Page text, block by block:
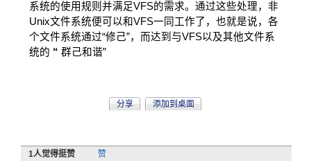
系统的使用规则并满足VFS的需求。通过这些处理，非
Unix文件系统便可以和VFS一同工作了，也就是说，各
个文件系统通过“修己”，而达到与VFS以及其他文件系
统的 “ 群己和谐”
分享 添加到桌面
1人觉得挺赞 赞